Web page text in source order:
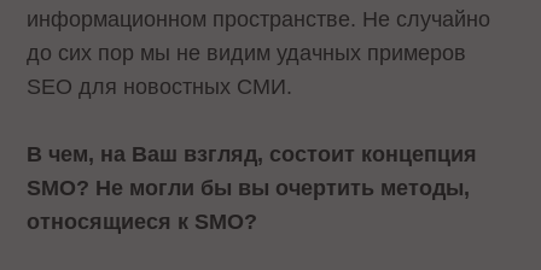
информационном пространстве. Не случайно
до сих пор мы не видим удачных примеров
SEO для новостных СМИ.
В чем, на Ваш взгляд, состоит концепция
SMO? Не могли бы вы очертить методы,
относящиеся к SMO?